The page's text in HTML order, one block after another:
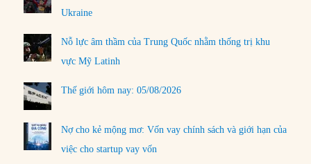
Ukraine
Nỗ lực âm thầm của Trung Quốc nhằm thống trị khu
vực Mỹ Latinh
Thế giới hôm nay: 05/08/2026
Nợ cho kẻ mộng mơ: Vốn vay chính sách và giới hạn của
việc cho startup vay vốn